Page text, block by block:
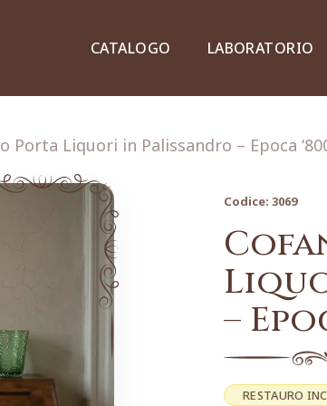
CATALOGO
Credenze, piattaie e vetrine
Lampade e lampadari
Dipinti e stampe
LABORATORIO
Porta Liquori in Palissandro – Epoca
Codice: 3069
–
RESTAURO